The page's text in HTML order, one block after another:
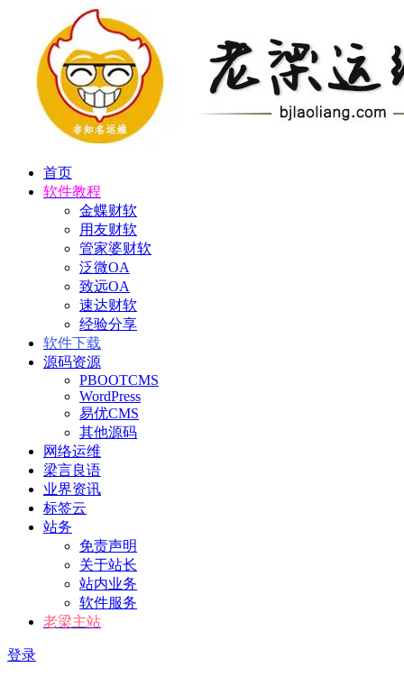
首页
软件教程
金蝶财软
用友财软
管家婆财软
泛微OA
致远OA
速达财软
经验分享
软件下载
源码资源
PBOOTCMS
WordPress
易优CMS
其他源码
网络运维
梁言良语
业界资讯
标签云
站务
免责声明
关于站长
站内业务
软件服务
老梁主站
登录